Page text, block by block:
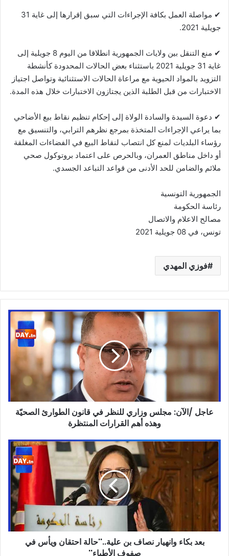
✔ مواصلة العمل بكافة الإجراءات التي سبق إقرارها إلى غاية 31
جويلية 2021.
✔ منع التنقل بين ولايات الجمهورية انطلاقا من اليوم 8 جويلية إلى
غاية 31 جويلية 2021 باستثناء بعض الحالات المحدودة كأنشطة
التزويد بالمواد الحيوية مع مراعاة الحالات الاستثنائية وتواصل اجتياز
الاختبارات من قبل الطلبة الذين يجتازون الاختبارات خلال هذه المدة.
✔ دعوة السيدة والسادة الولاة إلى إحكام تنظيم نقاط بيع الأضاحي
بما يراعي الإجراءات المتخذة بمرجع نظرهم الترابي، والتنسيق مع
رؤساء البلديات لمنع كل انتصاب لنقاط البيع في الفضاءات المغلقة
أو داخل مناطق العمران، وبالحرص على اعتماد بروتوكول صحي
ملائم والضامن للحد الأدنى من قواعد التباعد الجسدي.
الجمهورية التونسية
رئاسة الحكومة
مصالح الاعلام والاتصال
تونس، في 08 جويلية 2021
فوزي المهدي
عاجل
مجلس
للنظر
قانون
الطوارئ
الصحيّة
‏القرارات
المنتظرة
عاجل ‏/الآن: مجلس وزاري للنظر في قانون الطوارئ الصحيّة
وهذه أهم ‏القرارات المنتظرة
بعد
وانهيار
نصاف
بن
علية..''حالة
احتقان
ويأس
في
صفوفبعد بكاء وانهيار نصاف بن علية..''حالة احتقان ويأس في
صفوف الأطباء''